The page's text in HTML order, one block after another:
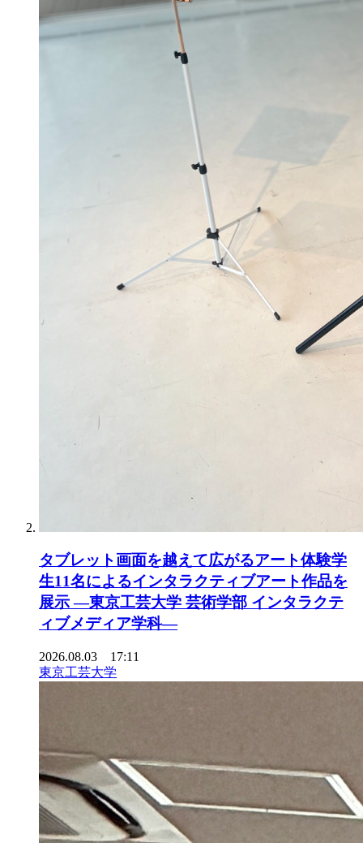
タブレット画面を越えて広がるアート体験学
生11名によるインタラクティブアート作品を
展示 ―東京工芸大学 芸術学部 インタラクテ
ィブメディア学科―
2026.08.03 17:11
東京工芸大学